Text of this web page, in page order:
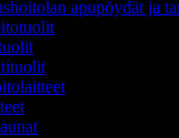
apupöydät ja